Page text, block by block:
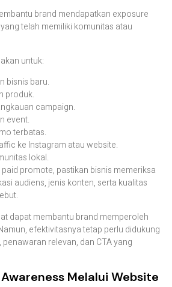
brand mendapatkan exposure
telah memiliki komunitas atau
untuk:
bisnis baru.
produk.
campaign.
event.
terbatas.
ke Instagram atau website.
lokal.
promote, pastikan bisnis memeriksa
audiens, jenis konten, serta kualitas
dapat membantu brand memperoleh
efektivitasnya tetap perlu didukung
relevan, dan CTA yang
Melalui Website